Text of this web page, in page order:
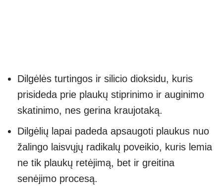
Dilgėlės turtingos ir silicio dioksidu, kuris
prisideda prie plaukų stiprinimo ir auginimo
skatinimo, nes gerina kraujotaką.
Dilgėlių lapai padeda apsaugoti plaukus nuo
žalingo laisvųjų radikalų poveikio, kuris lemia
ne tik plaukų retėjimą, bet ir greitina
senėjimo procesą.